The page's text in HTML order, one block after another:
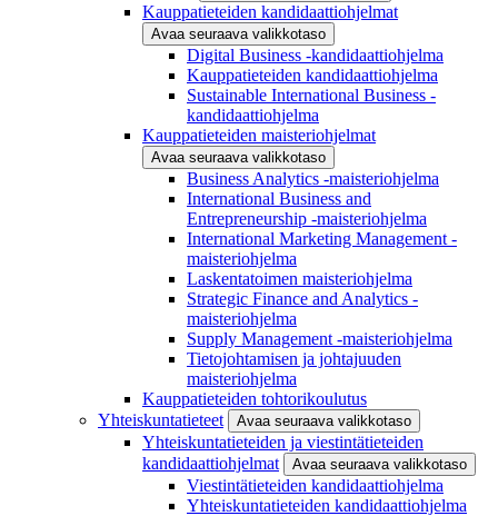
Kauppatieteiden kandidaattiohjelmat
Avaa seuraava valikkotaso
Digital Business -kandidaattiohjelma
Kauppatieteiden kandidaattiohjelma
Sustainable International Business -
kandidaattiohjelma
Kauppatieteiden maisteriohjelmat
Avaa seuraava valikkotaso
Business Analytics -maisteriohjelma
International Business and
Entrepreneurship -maisteriohjelma
International Marketing Management -
maisteriohjelma
Laskentatoimen maisteriohjelma
Strategic Finance and Analytics -
maisteriohjelma
Supply Management -maisteriohjelma
Tietojohtamisen ja johtajuuden
maisteriohjelma
Kauppatieteiden tohtorikoulutus
Yhteiskuntatieteet
Avaa seuraava valikkotaso
Yhteiskuntatieteiden ja viestintätieteiden
kandidaattiohjelmat
Avaa seuraava valikkotaso
Viestintätieteiden kandidaattiohjelma
Yhteiskuntatieteiden kandidaattiohjelma